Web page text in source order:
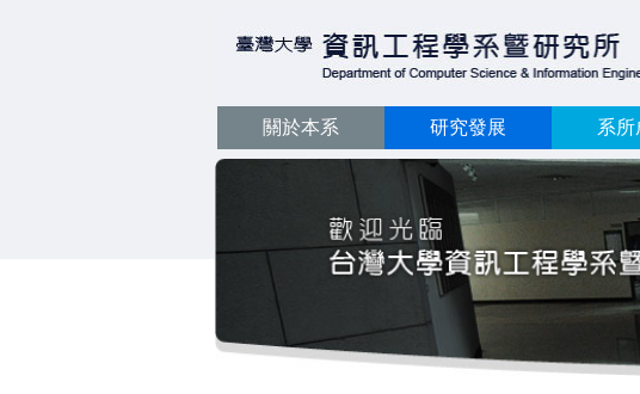
關於本系 研究發展 系所